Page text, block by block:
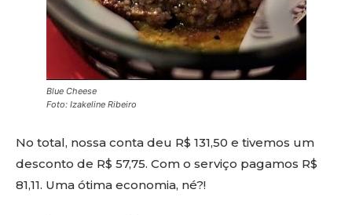
Blue Cheese
Foto: Izakeline Ribeiro
No total, nossa conta deu R$ 131,50 e tivemos um
desconto de R$ 57,75. Com o serviço pagamos R$
81,11. Uma ótima economia, né?!